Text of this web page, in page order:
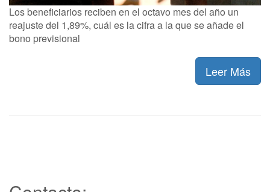
Los beneficiarios reciben en el octavo mes del año un
reajuste del 1,89%, cuál es la cifra a la que se añade el
bono previsional
Leer Más